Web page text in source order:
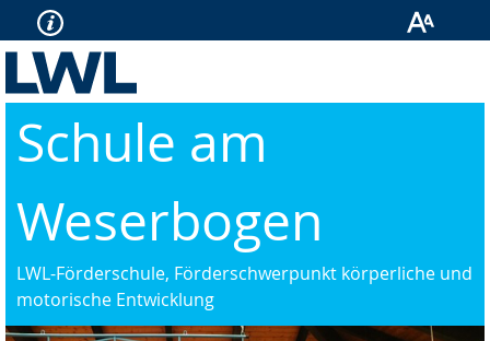
Schule am
Weserbogen
LWL-Förderschule, Förderschwerpunkt körperliche und
motorische Entwicklung